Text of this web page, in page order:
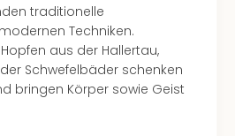
traditionelle
Techniken.
aus der Hallertau,
Schwefelbäder schenken
bringen Körper sowie Geist